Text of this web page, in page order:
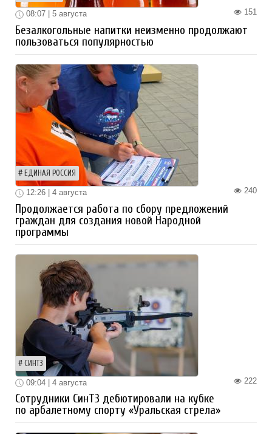
151
08:07 | 5 августа
Безалкогольные напитки неизменно продолжают
пользоваться популярностью
ЕДИНАЯ РОССИЯ
240
12:26 | 4 августа
Продолжается работа по сбору предложений
граждан для создания новой Народной
программы
СИНТЗ
222
09:04 | 4 августа
Сотрудники СинТЗ дебютировали на кубке
по арбалетному спорту «Уральская стрела»